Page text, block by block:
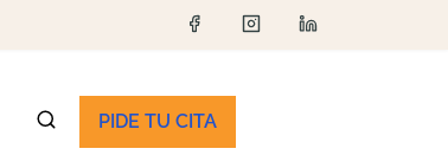
PIDE TU CITA